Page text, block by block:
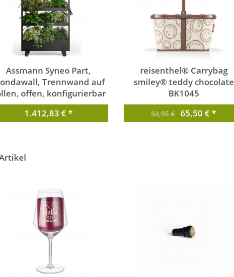
Assmann Syneo Part,
Trennwand auf
offen, konfigurierbar
von Assmann
1.412,83 € *
reisenthel® Carrybag
smiley® teddy chocolate
BK1045
von Reisenthel Accessoires
84,95 € 65,50 € *